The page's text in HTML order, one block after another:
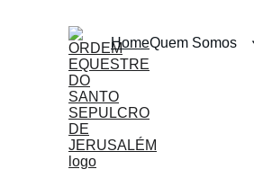
HomeQuem Somos